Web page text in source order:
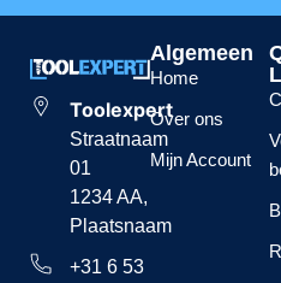
Toolexpert
Straatnaam
01
1234 AA,
Plaatsnaam
+31 6 53
Algemeen
Home
Over ons
Mijn Account